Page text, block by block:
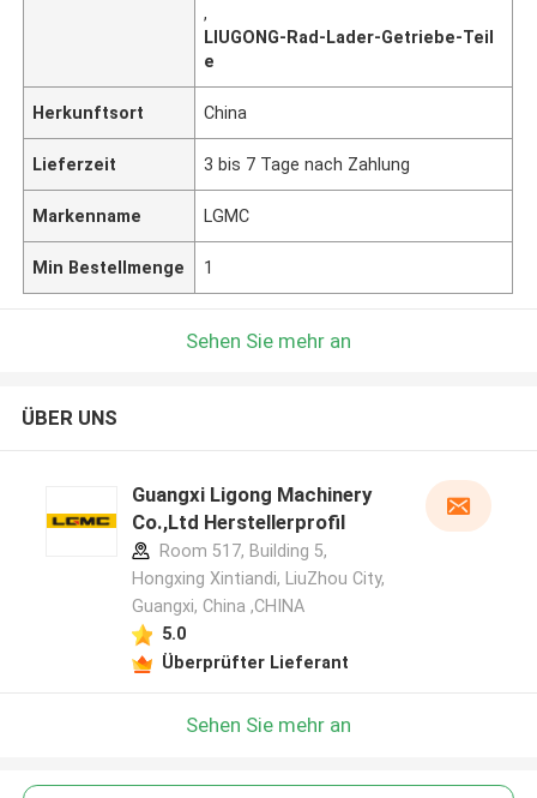
,
LIUGONG-Rad-Lader-Getriebe-Teil
e
Herkunftsort China
Lieferzeit 3 bis 7 Tage nach Zahlung
Markenname LGMC
Min Bestellmenge 1
Sehen Sie mehr an
ÜBER UNS
Guangxi Ligong Machinery
Co.,Ltd Herstellerprofil
Room 517, Building 5,
Hongxing Xintiandi, LiuZhou City,
Guangxi, China ,CHINA
5.0
Überprüfter Lieferant
Sehen Sie mehr an